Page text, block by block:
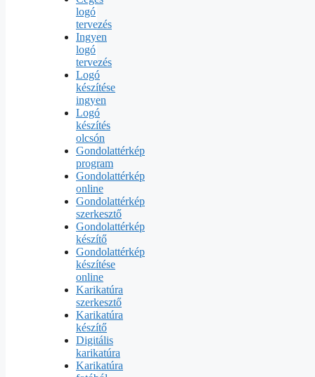
logó
tervezés
Ingyen
logó
tervezés
Logó
készítése
ingyen
Logó
készítés
olcsón
Gondolattérkép
program
Gondolattérkép
online
Gondolattérkép
szerkesztő
Gondolattérkép
készítő
Gondolattérkép
készítése
online
Karikatúra
szerkesztő
Karikatúra
készítő
Digitális
karikatúra
Karikatúra